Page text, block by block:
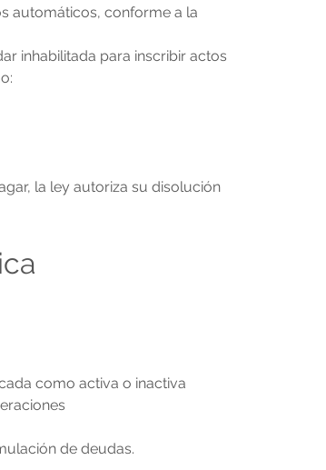
automáticos, conforme a la
inhabilitada para inscribir actos
la ley autoriza su disolución
como activa o inactiva
de deudas.